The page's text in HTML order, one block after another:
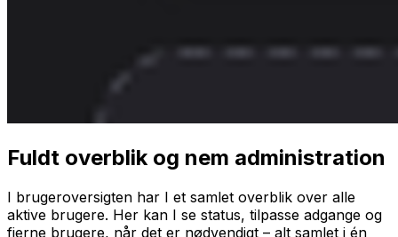
Fuldt overblik og nem administration
I brugeroversigten har I et samlet overblik over alle
aktive brugere. Her kan I se status, tilpasse adgange og
fjerne brugere, når det er nødvendigt – alt samlet i én